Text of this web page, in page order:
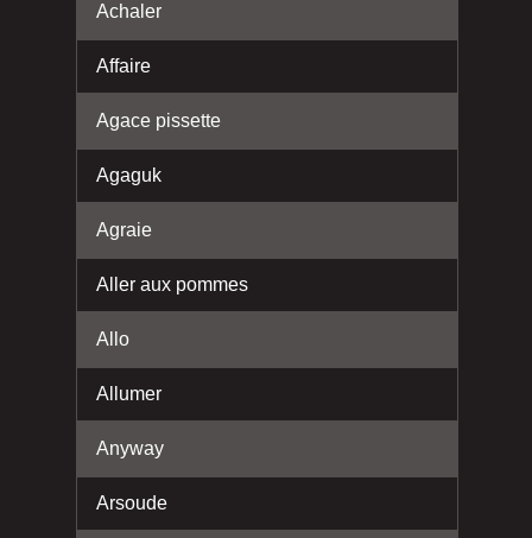
Achaler
Affaire
Agace pissette
Agaguk
Agraie
Aller aux pommes
Allo
Allumer
Anyway
Arsoude